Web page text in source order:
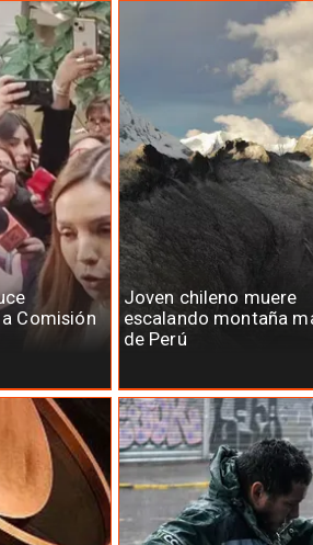
Comisión
Joven chileno muere
escalando montaña
de Perú